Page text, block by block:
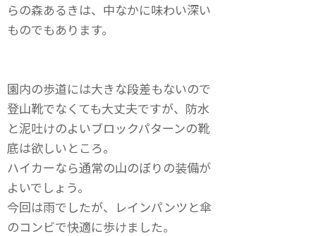
らの森あるきは、中なかに味わい深い
ものでもあります。
園内の歩道には大きな段差もないので
登山靴でなくても大丈夫ですが、防水
と泥吐けのよいブロックパターンの靴
底は欲しいところ。
ハイカーなら通常の山のぼりの装備が
よいでしょう。
今回は雨でしたが、レインパンツと傘
のコンビで快適に歩けました。